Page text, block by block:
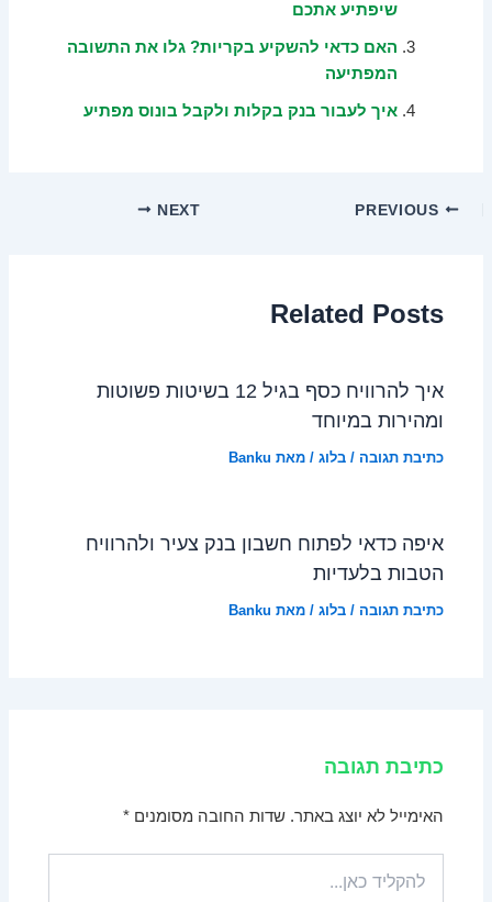
שיפתיע אתכם
האם כדאי להשקיע בקריות? גלו את התשובה
המפתיעה
איך לעבור בנק בקלות ולקבל בונוס מפתיע
NEXT
Related Posts
איך להרוויח כסף בגיל 12 בשיטות פשוטות
ומהירות במיוחד
כתיבת תגובה /בלוג / מאת Banku
איפה כדאי לפתוח חשבון בנק צעיר ולהרוויח
הטבות בלעדיות
כתיבת תגובה /בלוג / מאת Banku
כתיבת תגובה
האימייל לא יוצג באתר. שדות החובה מסומנים*
כאן...